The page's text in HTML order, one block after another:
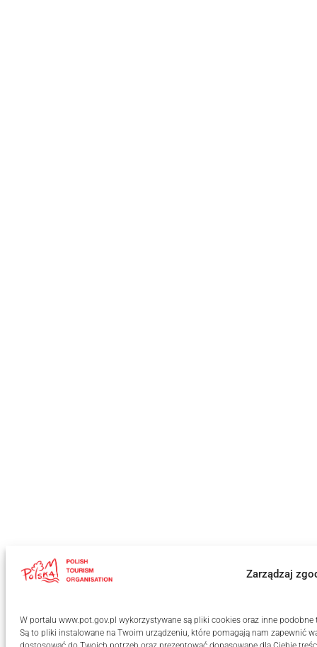
Zarządzaj
W portalu www.pot.gov.pl wykorzystywane są pliki cookies oraz inne
Są to pliki instalowane na Twoim urządzeniu, które pomagają nam zapewnić